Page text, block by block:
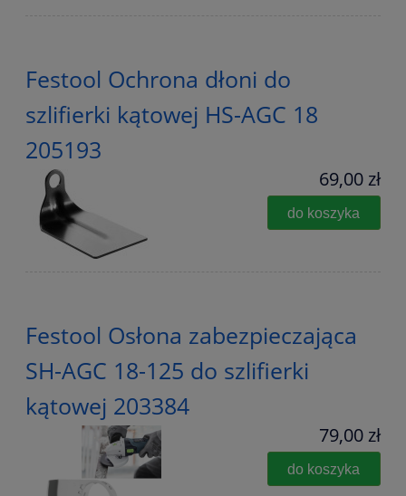
Festool Ochrona dłoni do
szlifierki kątowej HS-AGC 18
205193
69,00 zł
do koszyka
Festool Osłona zabezpieczająca
SH-AGC 18-125 do szlifierki
kątowej 203384
79,00 zł
do koszyka